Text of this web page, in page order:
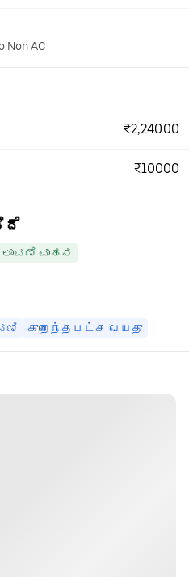
Non AC
₹2,240.00
₹10000
ವಾಹನ
குறைந்தபட்ச வயது